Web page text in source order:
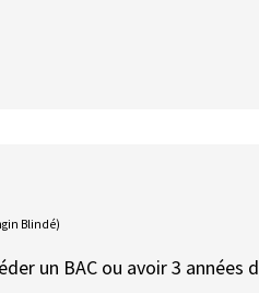
Blindé)
un BAC ou avoir 3 années